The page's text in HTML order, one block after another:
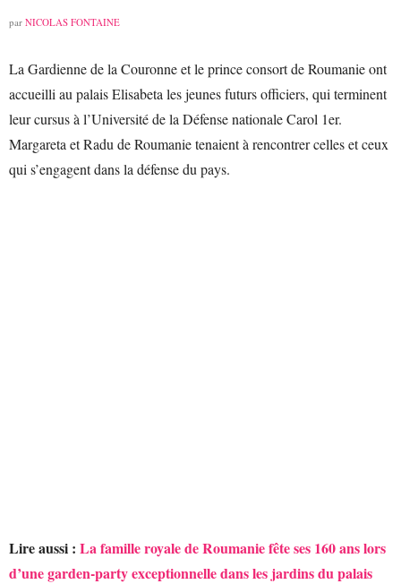
par NICOLAS FONTAINE
La Gardienne de la Couronne et le prince consort de Roumanie ont
accueilli au palais Elisabeta les jeunes futurs officiers, qui terminent
leur cursus à l’Université de la Défense nationale Carol 1er.
Margareta et Radu de Roumanie tenaient à rencontrer celles et ceux
qui s’engagent dans la défense du pays.
Lire aussi : La famille royale de Roumanie fête ses 160 ans lors
d’une garden-party exceptionnelle dans les jardins du palais